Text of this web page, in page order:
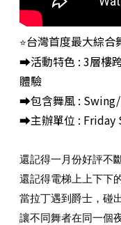
⭐台灣首度最大綜合
⮕活動特色 : 3層樓
體驗
⮕包含舞風 :
⮕主辦單位 : Friday
還記得一月份好評不
還記得電梯上上下下
當拉丁遇到爵士，碰
讓不同舞者在同一個